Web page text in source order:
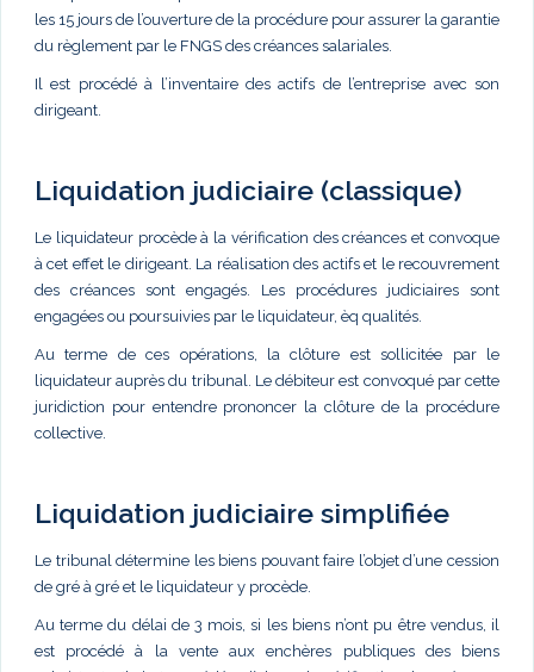
les 15 jours de l’ouverture de la procédure pour assurer la garantie
du règlement par le FNGS des créances salariales.
Il est procédé à l’inventaire des actifs de l’entreprise avec son
dirigeant.
Liquidation judiciaire (classique)
Le liquidateur procède à la vérification des créances et convoque
à cet effet le dirigeant. La réalisation des actifs et le recouvrement
des créances sont engagés. Les procédures judiciaires sont
engagées ou poursuivies par le liquidateur, èq qualités.
Au terme de ces opérations, la clôture est sollicitée par le
liquidateur auprès du tribunal. Le débiteur est convoqué par cette
juridiction pour entendre prononcer la clôture de la procédure
collective.
Liquidation judiciaire simplifiée
Le tribunal détermine les biens pouvant faire l’objet d’une cession
de gré à gré et le liquidateur y procède.
Au terme du délai de 3 mois, si les biens n’ont pu être vendus, il
est procédé à la vente aux enchères publiques des biens